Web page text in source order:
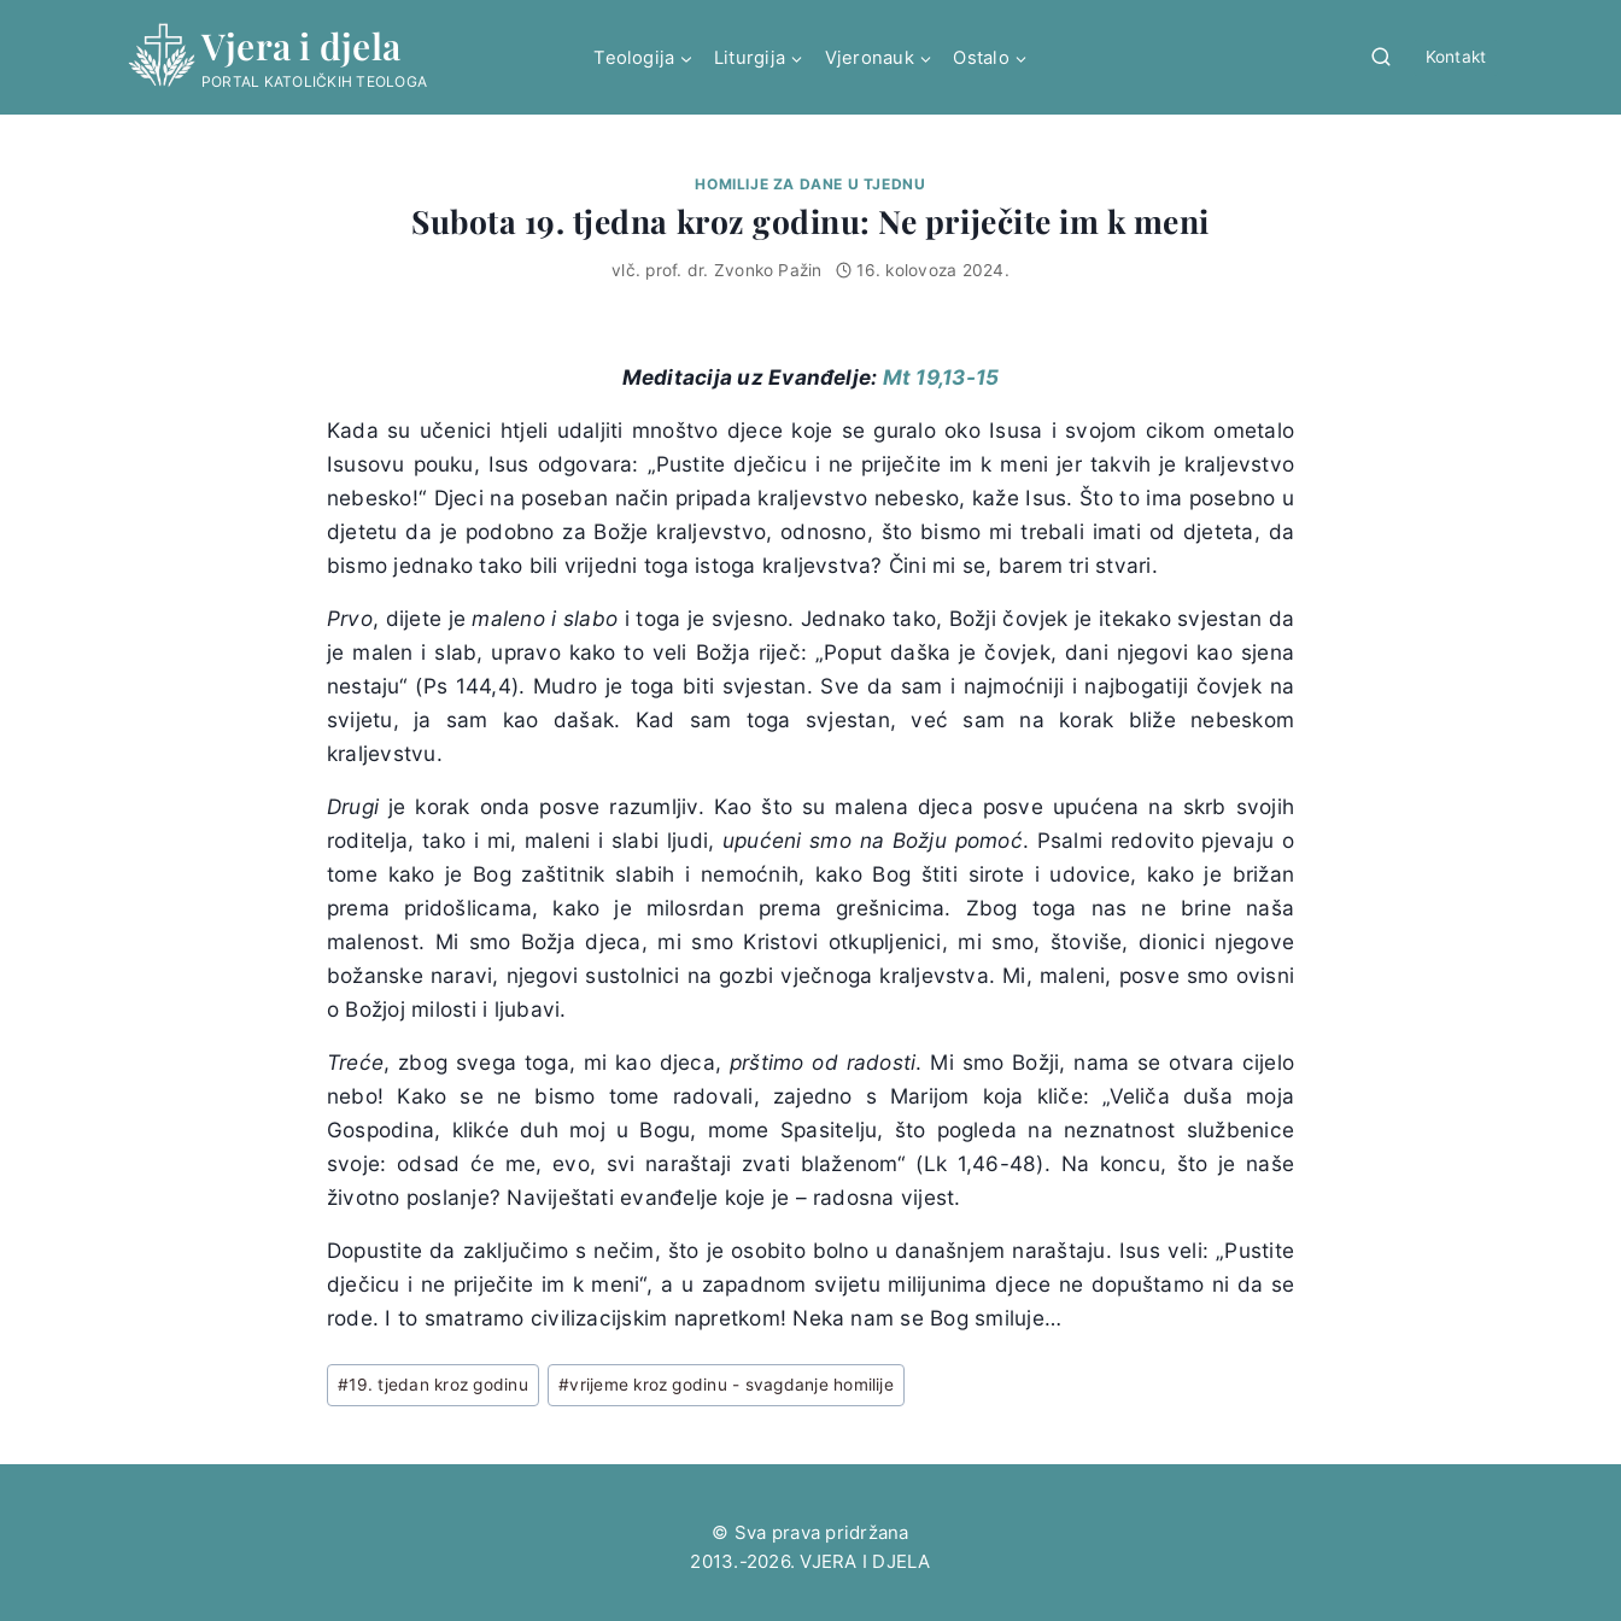
Vjera i djela
PORTAL KATOLIČKIH TEOLOGA
Teologija Liturgija Vjeronauk Ostalo Kontakt
HOMILIJE ZA DANE U TJEDNU
Subota 19. tjedna kroz godinu: Ne priječite im k meni
vlč. prof. dr. Zvonko Pažin 16. kolovoza 2024.
Meditacija uz Evanđelje: Mt 19,13-15
Kada su učenici htjeli udaljiti mnoštvo djece koje se guralo oko Isusa i svojom cikom ometalo
Isusovu pouku, Isus odgovara: „Pustite dječicu i ne priječite im k meni jer takvih je kraljevstvo
nebesko!“ Djeci na poseban način pripada kraljevstvo nebesko, kaže Isus. Što to ima posebno u
djetetu da je podobno za Božje kraljevstvo, odnosno, što bismo mi trebali imati od djeteta, da
bismo jednako tako bili vrijedni toga istoga kraljevstva? Čini mi se, barem tri stvari.
Prvo, dijete jemaleno i slabo i toga je svjesno. Jednako tako, Božji čovjek je itekako svjestan da
je malen i slab, upravo kako to veli Božja riječ: „Poput daška je čovjek, dani njegovi kao sjena
nestaju“ (Ps 144,4). Mudro je toga biti svjestan. Sve da sam i najmoćniji i najbogatiji čovjek na
svijetu, ja sam kao dašak. Kad sam toga svjestan, već sam na korak bliže nebeskom
kraljevstvu.
Drugije korak onda posve razumljiv. Kao što su malena djeca posve upućena na skrb svojih
roditelja, tako i mi, maleni i slabi ljudi, upućeni smo na Božju pomoć. Psalmi redovito pjevaju o
tome kako je Bog zaštitnik slabih i nemoćnih, kako Bog štiti sirote i udovice, kako je brižan
prema pridošlicama, kako je milosrdan prema grešnicima. Zbog toga nas ne brine naša
malenost. Mi smo Božja djeca, mi smo Kristovi otkupljenici, mi smo, štoviše, dionici njegove
božanske naravi, njegovi sustolnici na gozbi vječnoga kraljevstva. Mi, maleni, posve smo ovisni
o Božjoj milosti i ljubavi.
Treće, zbog svega toga, mi kao djeca, prštimo od radosti. Mi smo Božji, nama se otvara cijelo
nebo! Kako se ne bismo tome radovali, zajedno s Marijom koja kliče: „Veliča duša moja
Gospodina, klikće duh moj u Bogu, mome Spasitelju, što pogleda na neznatnost službenice
svoje: odsad će me, evo, svi naraštaji zvati blaženom“ (Lk 1,46-48). Na koncu, što je naše
životno poslanje? Naviještati evanđelje koje je – radosna vijest.
Dopustite da zaključimo s nečim, što je osobito bolno u današnjem naraštaju. Isus veli: „Pustite
dječicu i ne priječite im k meni“, a u zapadnom svijetu milijunima djece ne dopuštamo ni da se
rode. I to smatramo civilizacijskim napretkom! Neka nam se Bog smiluje…
Post
Tags:
#19. tjedan kroz godinu #vrijeme kroz godinu - svagdanje homilije
© Sva prava pridržana
2013.-2026. VJERA I DJELA